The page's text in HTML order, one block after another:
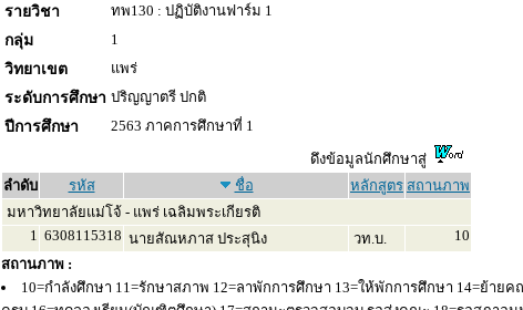
รายวิชา
ทพ130 : ปฏิบัติงานฟาร์ม 1
กลุ่ม
1
วิทยาเขต
แพร่
ระดับการศึกษา ปริญญาตรี ปกติ
ปีการศึกษา
2563 ภาคการศึกษาที่ 1
ดึงข้อมูลนักศึกษาสู่
ลำดับ
รหัส ชื่อ หลักสูตร สถานภาพ
มหาวิทยาลัยแม่โจ้ - แพร่ เฉลิมพระเกียรติ
1 6308115318 นายสัณหภาส ประสุนิง วท.บ.
10
สถานภาพ :
10=กำลังศึกษา 11=รักษาสภาพ 12=ลาพักการศึกษา 13=ให้พักการศึกษา 14=ย้าย